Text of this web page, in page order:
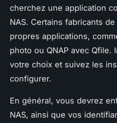
cherchez une application
NAS. Certains fabricants
propres applications,
photo ou QNAP avec Qfile.
votre choix et suivez les
configurer.
En général, vous devrez
NAS, ainsi que vos